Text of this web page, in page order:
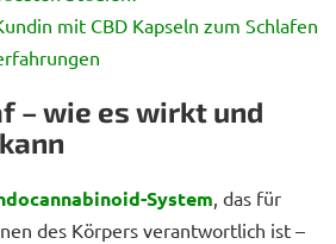
mit CBD Kapseln zum Schlafen
– wie es wirkt und
System, das für
des Körpers verantwortlich ist –